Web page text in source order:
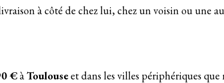
à côté de chez lui, chez un voisin ou une
€àToulouseet dans les villes périphériques